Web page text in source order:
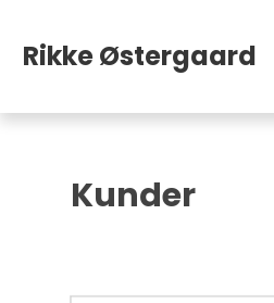
RikkeØstergaard
Kunder